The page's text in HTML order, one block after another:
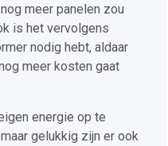
meer panelen zou
is het vervolgens
nodig hebt, aldaar
meer kosten gaat
energie op te
gelukkig zijn er ook